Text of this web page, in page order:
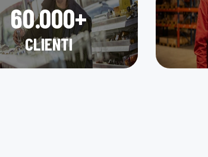
60.000+
CLIENTI